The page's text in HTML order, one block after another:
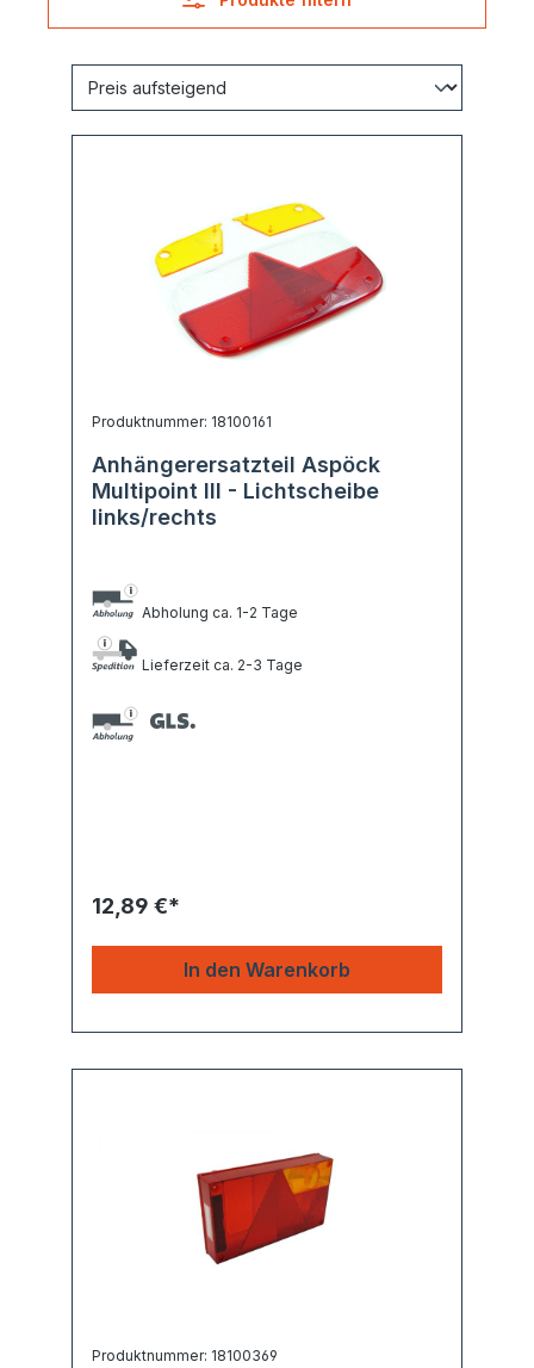
Produktnummer: 18100161
Anhängerersatzteil Aspöck
Multipoint III - Lichtscheibe
links/rechts
Abholung ca. 1-2 Tage
Lieferzeit ca. 2-3 Tage
12,89 €*
In den Warenkorb
Produktnummer: 18100369